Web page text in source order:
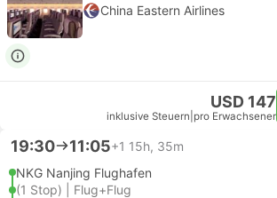
China Eastern Airlines
USD 147
inklusive Steuern pro Erwachsener
19:30 11:05+1 15h, 35m
NKG Nanjing Flughafen
(1 Stop) | Flug+Flug